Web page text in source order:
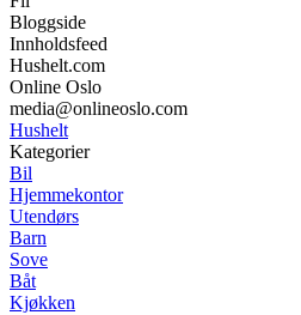
Bloggside
Innholdsfeed
Hushelt.com
Online Oslo
media@onlineoslo.com
Hushelt
Kategorier
Bil
Hjemmekontor
Utendørs
Barn
Sove
Båt
Kjøkken